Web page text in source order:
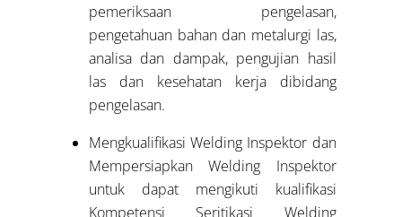
pemeriksaan pengelasan,
pengetahuan bahan dan metalurgi las,
analisa dan dampak, pengujian hasil
las dan kesehatan kerja dibidang
pengelasan.
Mengkualifikasi Welding Inspektor dan
Mempersiapkan Welding Inspektor
untuk dapat mengikuti kualifikasi
Kompetensi Seritikasi Welding